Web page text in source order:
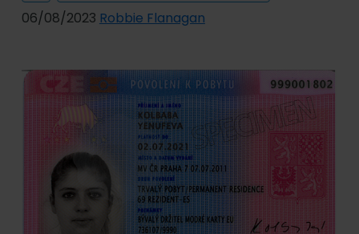
06/08/2023 Robbie Flanagan